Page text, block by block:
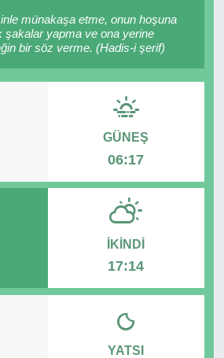
münakaşa etme, onun hoşuna
şakalar yapma ve ona yerine
bir söz verme. (Hadis-i şerif)
GÜNEŞ
06:17
İKINDI
17:14
YATSI